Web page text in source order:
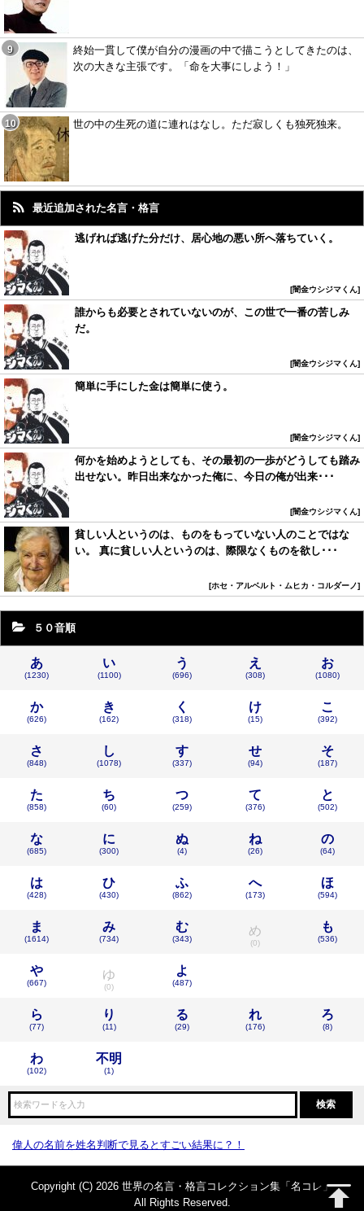
終始一貫して僕が自分の漫画の中で描こうとしてきたのは、
次の大きな主張です。「命を大事にしよう！」
世の中の生死の道に連れはなし。ただ寂しくも独死独来。
最近追加された名言・格言
逃げれば逃げた分だけ、居心地の悪い所へ落ちていく。
闇金ウシジマくん
誰からも必要とされていないのが、この世で一番の苦しみ
だ。
闇金ウシジマくん
簡単に手にした金は簡単に使う。
闇金ウシジマくん
何かを始めようとしても、その最初の一歩がどうしても踏み
出せない。昨日出来なかった俺に、今日の俺が出来･･･
闇金ウシジマくん
貧しい人というのは、ものをもっていない人のことではな
い。 真に貧しい人というのは、際限なくものを欲し･･･
ホセ・アルベルト・ムヒカ・コルダーノ
５０音順
あ
(1230)
い
(1100)
う
(696)
え
(308)
お
(1080)
か
(626)
き
(162)
く
(318)
け
(15)
こ
(392)
さ
(848)
し
(1078)
す
(337)
せ
(94)
そ
(187)
た
(858)
ち
(60)
つ
(259)
て
(376)
と
(502)
な
(685)
に
(300)
ぬ
(4)
ね
(26)
の
(64)
は
(428)
ひ
(430)
ふ
(862)
へ
(173)
ほ
(594)
ま
(1614)
み
(734)
む
(343)
め
(0)
も
(536)
や
(667)
ゆ
(0)
よ
(487)
ら
(77)
り
(11)
る
(29)
れ
(176)
ろ
(8)
わ
(102)
不明
(1)
偉人の名前を姓名判断で見るとすごい結果に？！
Copyright (C) 2026 世界の名言・格言コレクション集「名コレ」
All Rights Reserved.